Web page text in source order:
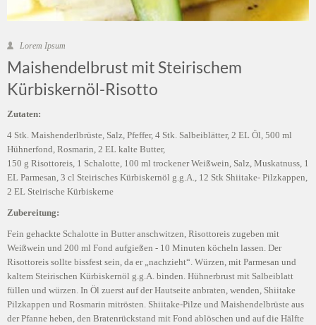
Lorem Ipsum
Maishendelbrust mit Steirischem
Kürbiskernöl-Risotto
Zutaten:
4 Stk. Maishenderlbrüste, Salz, Pfeffer, 4 Stk. Salbeiblätter, 2 EL Öl, 500 ml
Hühnerfond, Rosmarin, 2 EL kalte Butter,
150 g Risottoreis, 1 Schalotte, 100 ml trockener Weißwein, Salz, Muskatnuss, 1
EL Parmesan, 3 cl Steirisches Kürbiskernöl g.g.A., 12 Stk Shiitake- Pilzkappen,
2 EL Steirische Kürbiskerne
Zubereitung:
Fein gehackte Schalotte in Butter anschwitzen, Risottoreis zugeben mit
Weißwein und 200 ml Fond aufgießen - 10 Minuten köcheln lassen. Der
Risottoreis sollte bissfest sein, da er „nachzieht“. Würzen, mit Parmesan und
kaltem Steirischen Kürbiskernöl g.g.A. binden. Hühnerbrust mit Salbeiblatt
füllen und würzen. In Öl zuerst auf der Hautseite anbraten, wenden, Shiitake
Pilzkappen und Rosmarin mitrösten. Shiitake-Pilze und Maishendelbrüste aus
der Pfanne heben, den Bratenrückstand mit Fond ablöschen und auf die Hälfte